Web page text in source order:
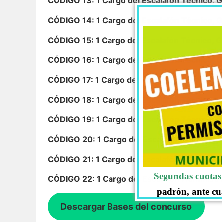
CÓDIGO 14: 1 Cargo del Escalafón Técnico,
CÓDIGO 15: 1 Cargo del Escalafón Técnico,
CÓDIGO 16: 1 Cargo del Escalafón Técnico,
CÓDIGO 17: 1 Cargo del Escalafón Técnico,
CÓDIGO 18: 1 Cargo del Escalafón Técnico,
CÓDIGO 19: 1 Cargo del Escalafón Técnico,
CÓDIGO 20: 1 Cargo del Escalafón Técnico,
CÓDIGO 21: 1 Cargo del Escalafón Técnico,
CÓDIGO 22: 1 Cargo del Escalafón
Descargar Bases del concurso
Segundas
padrón, ante